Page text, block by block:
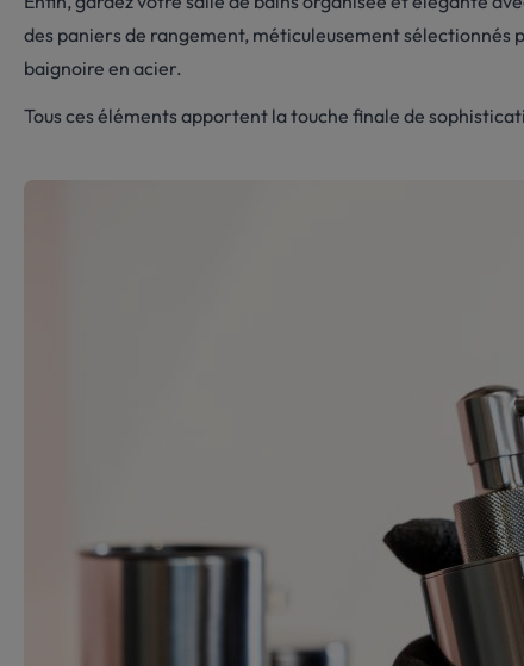
des paniers de rangement, méticuleusement
baignoire en acier.
Tous ces éléments apportent la touche finale de